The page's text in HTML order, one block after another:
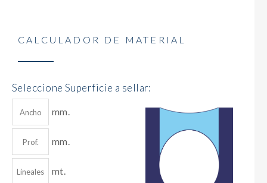
CALCULADOR DE MATERIAL
Seleccione Superficie a sellar:
mm.
mm.
mt.